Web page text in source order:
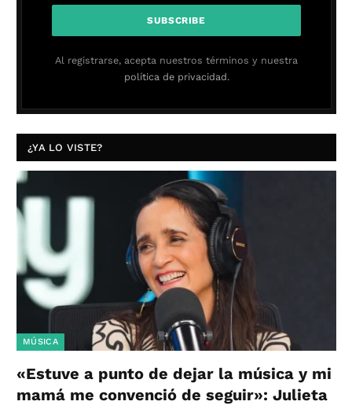
Al registrarse, acepta nuestros términos y nuestra
política de privacidad.
¿YA LO VISTE?
MÚSICA
«Estuve a punto de dejar la música y mi
mamá me convenció de seguir»: Julieta